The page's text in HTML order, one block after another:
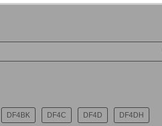
DF4BK DF4C DF4D DF4DH